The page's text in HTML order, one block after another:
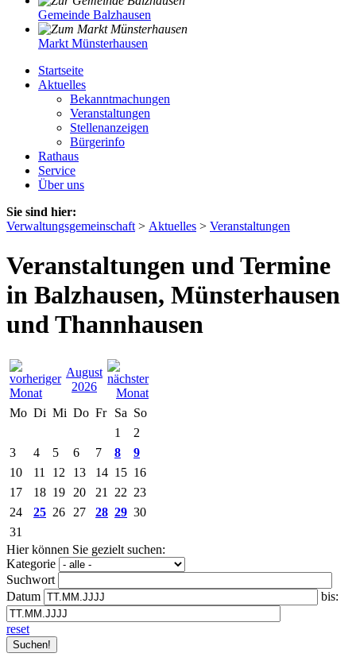
Gemeinde Balzhausen
Markt Münsterhausen
Startseite
Aktuelles
Bekanntmachungen
Veranstaltungen
Stellenanzeigen
Bürgerinfo
Rathaus
Service
Über uns
Sie sind hier:
Verwaltungsgemeinschaft > Aktuelles > Veranstaltungen
Veranstaltungen und Termine
in Balzhausen, Münsterhausen
und Thannhausen
August
2026
Mo Di Mi Do Fr Sa So
1
2
3
4 5 6 7 8
9
10
11 12 13 14 15 16
17
18 19 20 21 22 23
24
25 26 27 28 29 30
31
Hier können Sie gezielt suchen:
Kategorie
Suchwort
Datum
bis:
reset